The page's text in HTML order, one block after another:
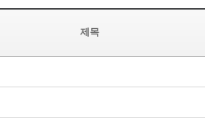
제목